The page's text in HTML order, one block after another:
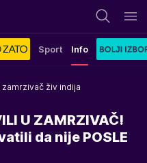
Sport Info
živ indija
U ZAMRZIVAČ!
da nije POSLE